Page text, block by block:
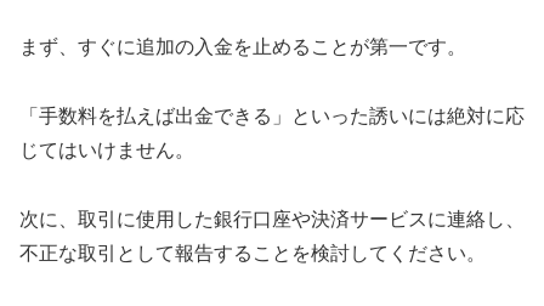
まず、すぐに追加の入金を止めることが第一です。
「手数料を払えば出金できる」といった誘いには絶対に応
じてはいけません。
次に、取引に使用した銀行口座や決済サービスに連絡し、
不正な取引として報告することを検討してください。